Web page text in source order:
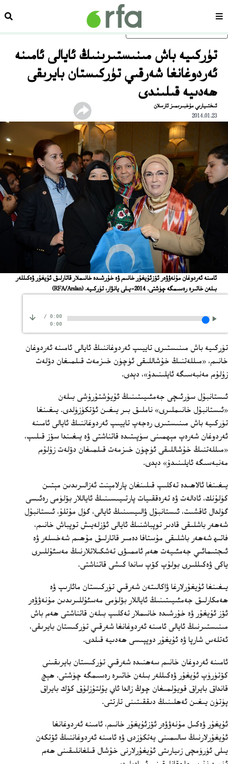
ئاساسلىق مەزمۇنغا ئاتلاڭسەھىپە
تۈركىيە باش مىنىستىرىنىڭ ئايالى ئامىنە
ئەردوغانغا شەرقىي تۈركىستان بايرىقى
ھەدىيە قىلىندى
ئىختىيارىي مۇخبىرىمىز ئارسلان
2014.01.23
ئامىنە ئەردوغان مۇنەۋۋەر ئۆزئۇيغۇر خانىم ۋە خۇرشىدە خانىملار قاتارلىق ئۇيغۇر ۋەكىللەر
بىلەن خاتىرە رەسىمگە چۈشتى. 2014-يىلى يانۋار، تۈركىيە.
(RFA/Arslan)
0:00
/
0:00
تۈركىيە باش مىنىستىرى تاييىپ ئەردوغاننىڭ ئايالى ئامىنە ئەردوغان
خانىم، «مىللەتنىڭ خۇشاللىقى ئۈچۈن خىزمەت قىلمىغان دۆلەت
زۇلۇم مەنبەسىگە ئايلىنىدۇ»، دېدى.
ئىستانبۇل سۈرئىچى جەمئىيىتىنىڭ ئۇيۇشتۇرۇشى بىلەن
«ئىستانبۇل خانىملىرى» ناملىق بىر يىغىن ئۆتكۈزۈلدى. يىغىنغا
تۈركىيە باش مىنىستىرى رەجەپ تاييىپ ئەردوغاننىڭ ئايالى ئامىنە
ئەردوغان شەرەپ مېھمىنى سۈپىتىدە قاتناشتى ۋە يىغىندا سۆز قىلىپ،
«مىللەتنىڭ خۇشاللىقى ئۈچۈن خىزمەت قىلمىغان دۆلەت زۇلۇم
مەنبەسىگە ئايلىنىدۇ» دېدى.
يىغىنغا ئالاھىدە تەكلىپ قىلىنغان پارلامېنت ئەزالىرىدىن مېتىن
كۈلۇنك، ئادالەت ۋە تەرەققىيات پارتىيىسىنىڭ ئاياللار بۆلۈمى رەئىسى
گۈلدال ئاقشىت، ئىستانبۇل ۋالىيسىنىڭ ئايالى، گۈل مۇتلۇ، ئىستانبۇل
شەھەر باشلىقى قادىر توپباشنىڭ ئايالى ئۆزلەيىش توپباش خانىم،
فاتىھ شەھەر باشلىقى مۇستافا دەمىر قاتارلىق مۇھىم شەخسلەر ۋە
ئىجتىمائىي جەمئىيەت ھەم ئاممىۋى تەشكىلاتلارنىڭ مەسئۇللىرى
ياكى ۋەكىللىرى بولۇپ كۆپ ساندا كىشى قاتناشتى.
يىغىنغا ئۇيغۇرلارغا ۋاكالىتەن شەرقىي تۈركىستان مائارىپ ۋە
ھەمكارلىق جەمئىيىتىنىڭ ئاياللار بۆلۈمى مەسئۇللىرىدىن مۇنەۋۋەر
ئۆز ئۇيغۇر ۋە خۇرشىدە خانىملار تەكلىپ بىلەن قاتناشتى ھەم باش
مىنىستىرنىڭ ئايالى ئامىنە ئەردوغانغا شەرقىي تۈركىستان بايرىقى،
ئەتلەس شارپا ۋە ئۇيغۇر دوپپىسى ھەدىيە قىلدى.
ئامىنە ئەردوغان خانىم سەھنىدە شەرقىي تۈركىستان بايرىقىنى
كۆتۈرۈپ ئۇيغۇر ۋەكىللەر بىلەن خاتىرە رەسىمگە چۈشتى. ھېچ
قانداق بايراق قويۇلمىغان چوڭ زالدا ئاي يۇلتۇزلۇق كۆك بايراق
پۈتۈن يىغىن ئەھلىنىڭ دىققىتىنى تارتتى.
ئۇيغۇر ۋەكىل مۇنەۋۋەر ئۆزئۇيغۇر خانىم، ئامىنە ئەردوغانغا
ئۇيغۇرلارنىڭ سالىمىنى يەتكۈزدى ۋە ئامىنە ئەردوغاننىڭ ئۆتكەن
يىلى ئۈرۈمچى زىيارىتى ئۇيغۇرلارنى خۇشال قىلغانلىقىنى ھەم